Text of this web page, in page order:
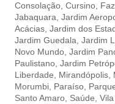
Consolação, Cursino,
Jabaquara, Jardim
Acácias, Jardim dos
Jardim Guedala, Jardim
Novo Mundo, Jardim
Paulistano, Jardim
Liberdade, Mirandópolis,
Morumbi, Paraíso,
Santo Amaro, Saúde,